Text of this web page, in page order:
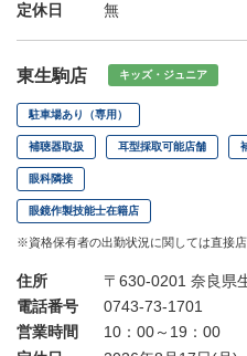
定休日
無
東生駒店 キッズ・ジュニア
駐車場あり（専用）
補聴器取扱 耳型採取可能店舗
眼科隣接
眼鏡作製技能士在籍店
※資格保有者の出勤状況に関しては直接
住所
〒630-0201 奈良県
電話番号
0743-73-1701
営業時間
10：00～19：00